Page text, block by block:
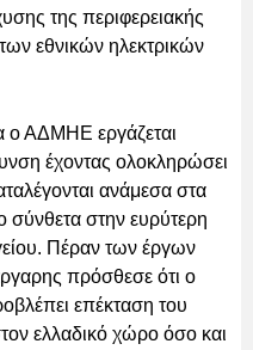
της περιφερειακής
εθνικών ηλεκτρικών
ο ΑΔΜΗΕ εργάζεται
έχοντας ολοκληρώσει
ανάμεσα στα
σύνθετα στην ευρύτερη
Πέραν των έργων
πρόσθεσε ότι ο
επέκταση του
ελλαδικό χώρο όσο και